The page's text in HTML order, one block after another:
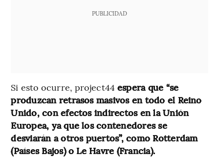
PUBLICIDAD
Si esto ocurre, project44 espera que “se
produzcan retrasos masivos en todo el Reino
Unido, con efectos indirectos en la Unión
Europea, ya que los contenedores se
desviarán a otros puertos”, como Rotterdam
(Países Bajos) o Le Havre (Francia).